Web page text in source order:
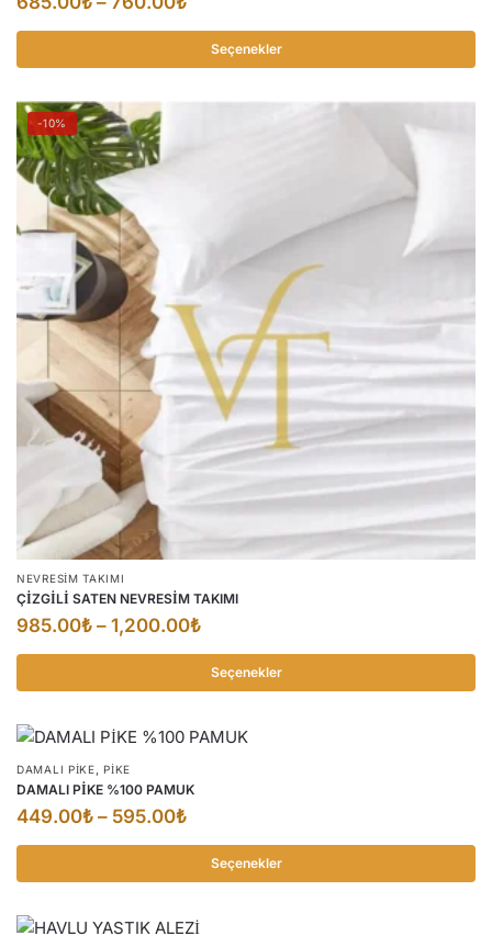
aralığı:
685.00₺
Seçenekler
ürünün
birden
fazla
varyasyonu
Seçenekler
sayfasından
seçilebilir
-10%
NEVRESİM TAKIMI
ÇİZGİLİ SATEN NEVRESİM TAKIMI
985.00₺ – 1,200.00₺Fiyat
aralığı:
985.00₺
1,200.00₺
Seçenekler
ürünün
fazla
varyasyonu
ürün
sayfasından
DAMALI PIKE,PIKE
DAMALI PİKE %100 PAMUK
449.00₺ – 595.00₺Fiyat
aralığı:
449.00₺
Seçenekler
ürünün